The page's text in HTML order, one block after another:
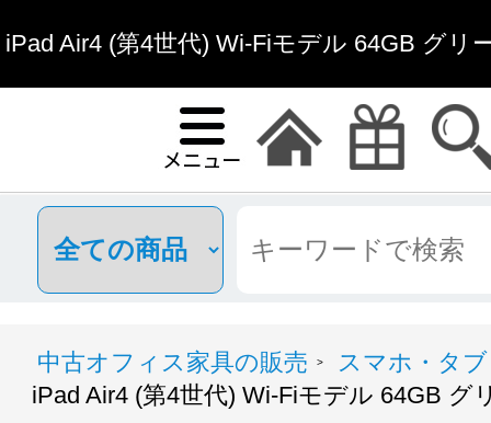
iPad Air4 (第4世代) Wi-Fiモデル 64GB グリ
具通販
中古オフィス家具の販売 >
スマホ・タ
iPad Air4 (第4世代) Wi-Fiモデル 64GB グ